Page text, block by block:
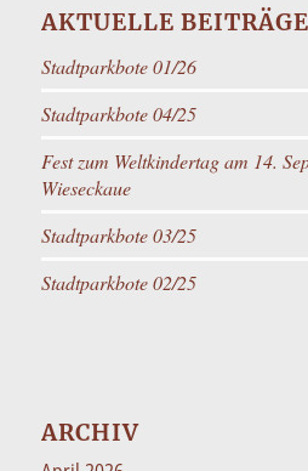
AKTUELLE BEITRÄGE
Stadtparkbote 01/26
Stadtparkbote 04/25
Fest zum Weltkindertag am 14.
Wieseckaue
Stadtparkbote 03/25
Stadtparkbote 02/25
ARCHIV